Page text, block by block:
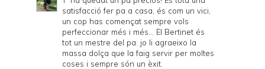
satisfacció fer pa a casa, és com un vici,
un cop has començat sempre vols
perfeccionar més i més... El Bertinet és
tot un mestre del pa. jo li agraeixo la
massa dolça que la faig servir per moltes
coses i sempre són un èxit.